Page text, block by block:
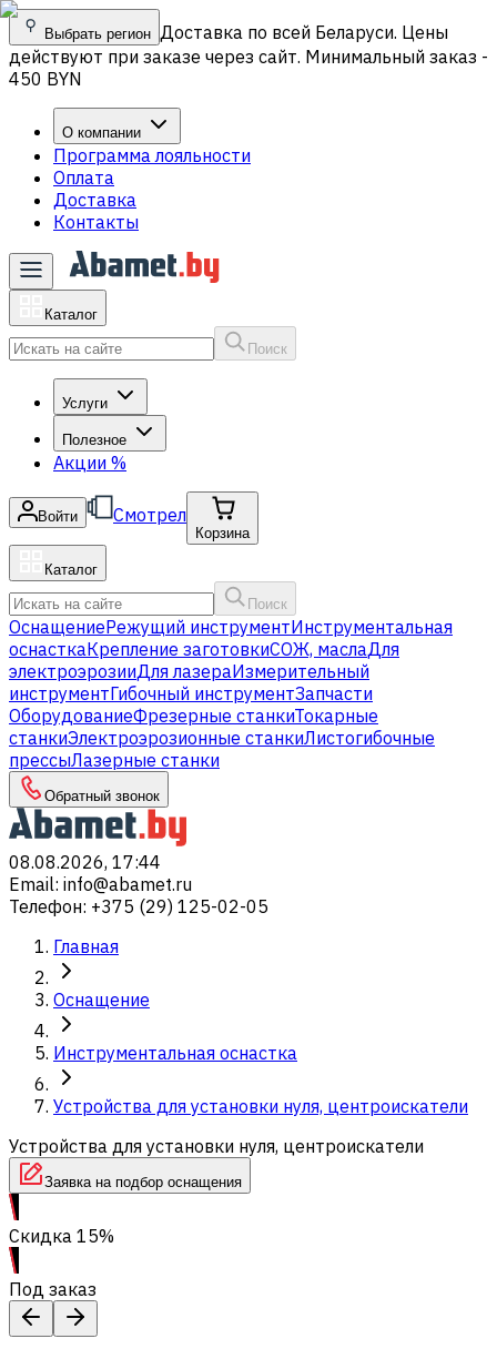
Выбрать регион Доставка по всей Беларуси. Цены
действуют при заказе через сайт. Минимальный заказ -
450 BYN
О компании
Программа лояльности
Оплата
Доставка
Контакты
Каталог
Поиск
Услуги
Полезное
Акции %
Войти Смотрел
Корзина
Каталог
Поиск
ОснащениеРежущий инструментИнструментальная
оснасткаКрепление заготовкиСОЖ, маслаДля
электроэрозииДля лазераИзмерительный
инструментГибочный инструментЗапчасти
ОборудованиеФрезерные станкиТокарные
станкиЭлектроэрозионные станкиЛистогибочные
прессыЛазерные станки
Обратный звонок
08.08.2026, 17:44
Email: info@abamet.ru
Телефон: +375 (29) 125-02-05
Главная
Оснащение
Инструментальная оснастка
Устройства для установки нуля, центроискатели
Устройства для установки нуля, центроискатели
Заявка на подбор оснащения
Скидка 15%
Под заказ